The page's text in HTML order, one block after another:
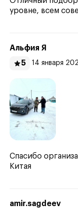
уровне, всем
Альфия Я
5
14 января
Спасибо
Китая
amir.sagdeev